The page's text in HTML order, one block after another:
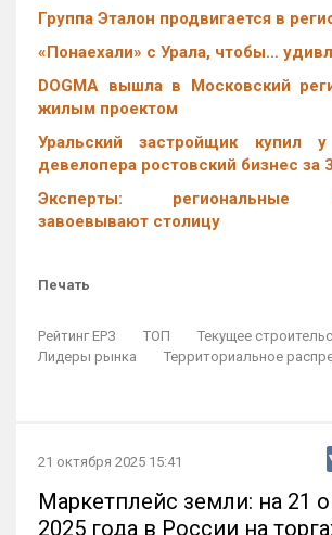
Группа Эталон продвигается в
«Понаехали» с Урала, чтобы…
DOGMA вышла в Московский
жилым проектом
Уральский застройщик купил у
девелопера ростовский бизнес за
Эксперты: региональные
завоевывают столицу
Печать
Рейтинг ЕРЗ ТОП
Текущее
Лидеры рынка
Территориальное
21 октября 2025 15:41
Маркетплейс земли: на 21
2025 года в России на